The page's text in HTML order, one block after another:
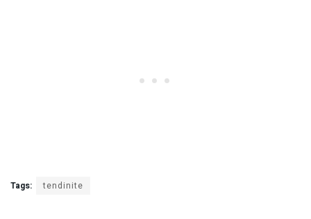
Tags: tendinite